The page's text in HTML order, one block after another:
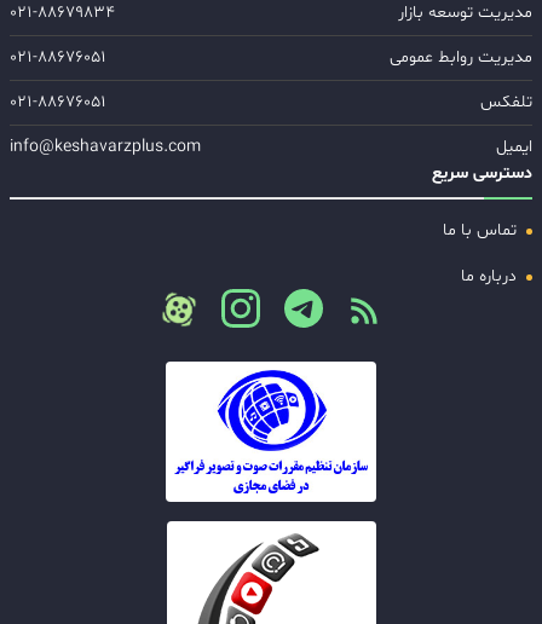
مدیریت توسعه بازار
۰۲۱-۸۸۶۷۹۸۳۴
مدیریت روابط عمومی
۰۲۱-۸۸۶۷۶۰۵۱
تلفکس
۰۲۱-۸۸۶۷۶۰۵۱
ایمیل
info@keshavarzplus.com
دسترسی سریع
تماس با ما
درباره ما